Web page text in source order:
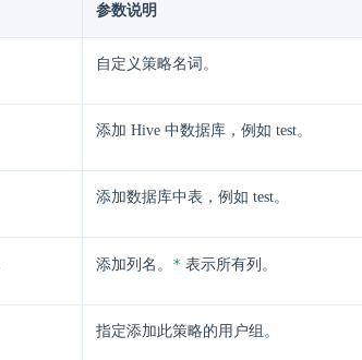
参数说明
自定义策略名词。
添加 Hive 中数据库，例如 test。
添加数据库中表，例如 test。
添加列名。 * 表示所有列。
指定添加此策略的用户组。